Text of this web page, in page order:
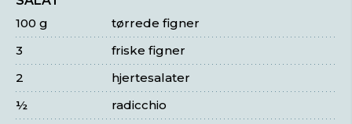
tørrede figner
100 g
friske figner
3
hjertesalater
2
radicchio
½